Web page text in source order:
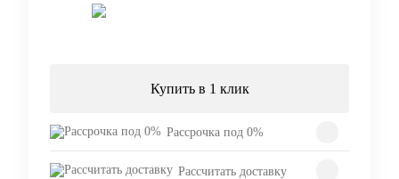
Купить в 1 клик
Рассрочка под 0%
Рассчитать доставку